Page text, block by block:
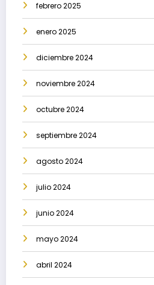
febrero 2025
enero 2025
diciembre 2024
noviembre 2024
octubre 2024
septiembre 2024
agosto 2024
julio 2024
junio 2024
mayo 2024
abril 2024